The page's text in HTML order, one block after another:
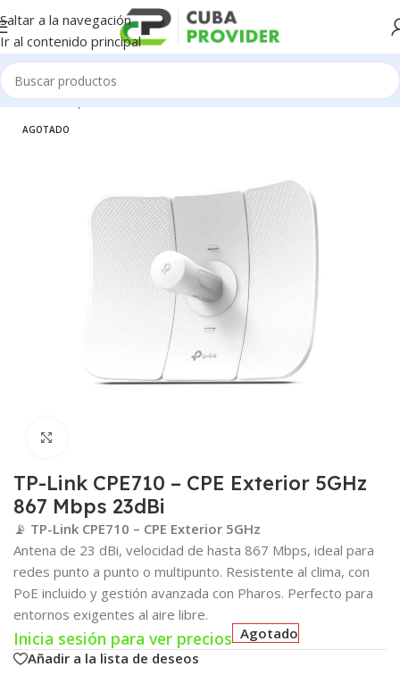
Saltar a la navegación
Ir al contenido principal
Inicio/Componentes de PC/Redes / WiFi / 4G
AGOTADO
TP-Link CPE710 – CPE Exterior 5GHz
867 Mbps 23dBi
📡 TP-Link CPE710 – CPE Exterior 5GHz
Antena de 23 dBi, velocidad de hasta 867 Mbps, ideal para
redes punto a punto o multipunto. Resistente al clima, con
PoE incluido y gestión avanzada con Pharos. Perfecto para
entornos exigentes al aire libre.
Inicia sesión para ver precios Agotado
Añadir a la lista de deseos